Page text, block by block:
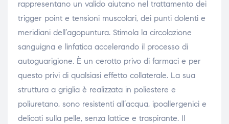
rappresentano un valido aiutano nel trattamento dei
trigger point e tensioni muscolari, dei punti dolenti e
meridiani dell’agopuntura. Stimola la circolazione
sanguigna e linfatica accelerando il processo di
autoguarigione. È un cerotto privo di farmaci e per
questo privi di qualsiasi effetto collaterale. La sua
struttura a griglia è realizzata in poliestere e
poliuretano, sono resistenti all’acqua, ipoallergenici e
delicati sulla pelle, senza lattice e traspirante. Il